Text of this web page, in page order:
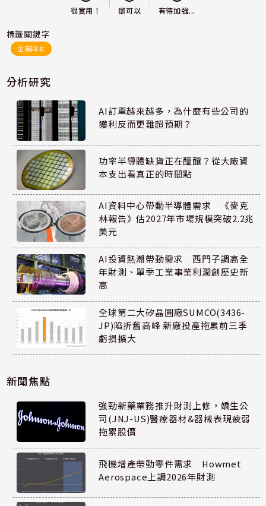
很實用！ 還可以 有待加強...
標籤關鍵字
金屬回收
分析研究
AI訂單越來越多，為什麼有些公司的
獲利反而更難超預期？
功率半導體缺貨正在醞釀？從大廠資
本支出看真正的時間點
AI資料中心帶動半導體需求 《麥克
林報告》估2027年市場規模突破2.2兆
美元
AI投資熱潮帶動需求 西門子調高全
年財測、單季工業事業利潤創歷史新
高
全球第二大矽晶圓廠SUMCO(3436-
JP)陷折舊高峰 新廠投產拖累前三季
虧損擴大
新聞焦點
強勁新藥業務推升財測上修，嬌生公
司(JNJ-US)醫療器材&器械表現疲弱
拖累股價
飛機增產帶動零件需求 Howmet
Aerospace上調2026年財測